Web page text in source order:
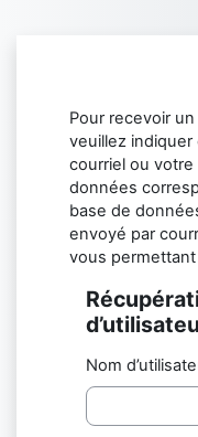
Pour recevoir
veuillez
courriel ou votre
données
base de
envoyé par
vous
Nom